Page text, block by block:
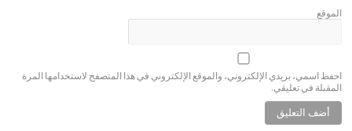
الموقع
احفظ اسمي، بريدي الإلكتروني، والموقع الإلكتروني في هذا المتصفح لاستخدامها المرة
المقبلة في تعليقي.